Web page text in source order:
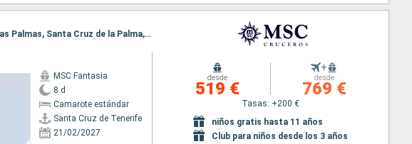
Itinerario : Santa Cruz de Tenerife, Puerto del Rosario, Funchal, Arrecife, Las Palmas, Santa Cruz de la Palma, Santa Cruz de Tenerife
MSC Fantasia
8 d
Camarote estándar
Santa Cruz de Tenerife
21/02/2027
desde
519 €
+
desde
769 €
Tasas: +200 €
niños gratis hasta 11 años
Club para niños desde los 3 años